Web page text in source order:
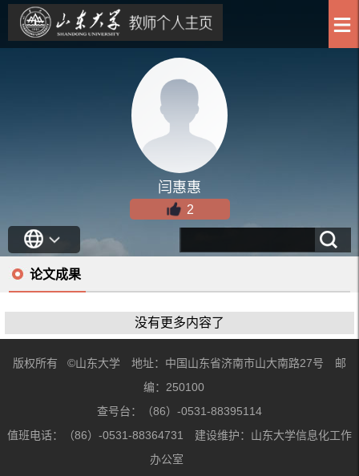
闫惠惠
2
论文成果
没有更多内容了
版权所有 ©山东大学 地址：中国山东省济南市山大南路27号 邮
编：250100
查号台：（86）-0531-88395114
值班电话：（86）-0531-88364731 建设维护：山东大学信息化工作
办公室